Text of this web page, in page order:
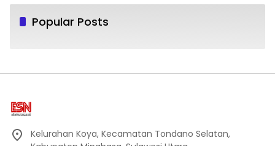
Popular Posts
Kelurahan Koya, Kecamatan Tondano Selatan,